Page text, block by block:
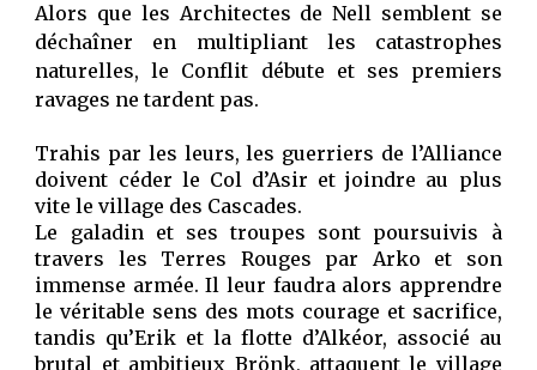
Alors que les Architectes de Nell semblent se
déchaîner en multipliant les catastrophes
naturelles, le Conflit débute et ses premiers
ravages ne tardent pas.
Trahis par les leurs, les guerriers de l’Alliance
doivent céder le Col d’Asir et joindre au plus
vite le village des Cascades.
Le galadin et ses troupes sont poursuivis à
travers les Terres Rouges par Arko et son
immense armée. Il leur faudra alors apprendre
le véritable sens des mots courage et sacrifice,
tandis qu’Erik et la flotte d’Alkéor, associé au
brutal et ambitieux Brönk, attaquent le village